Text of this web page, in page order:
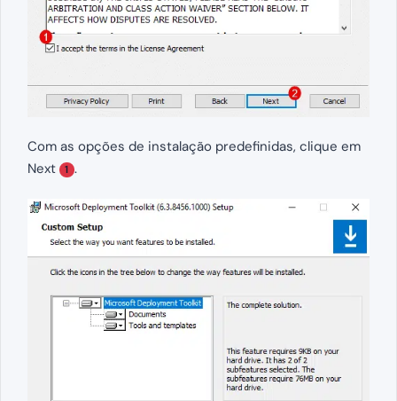
Com as opções de instalação predefinidas, clique em
Next
1 .